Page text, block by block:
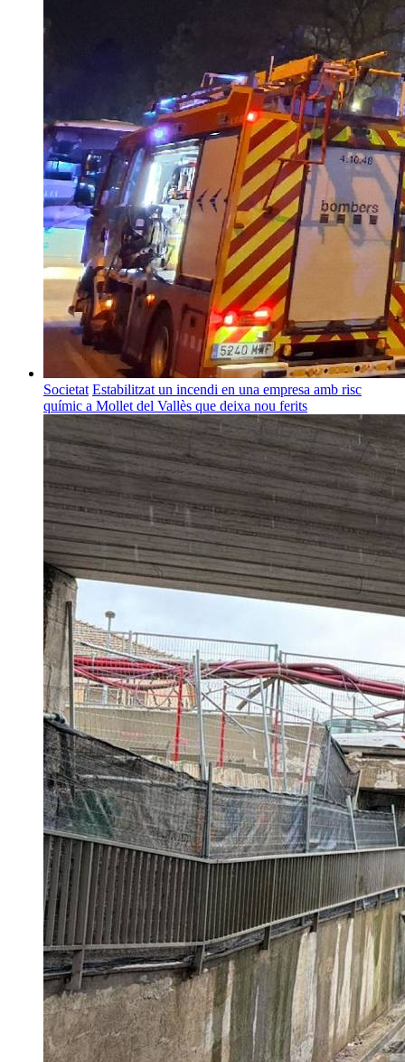
Societat Estabilitzat un incendi en una empresa amb risc
químic a Mollet del Vallès que deixa nou ferits